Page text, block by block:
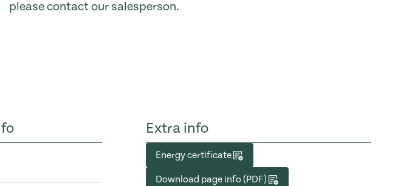
please contact our salesperson.
Extra info
Energy certificate
Download page info (PDF)